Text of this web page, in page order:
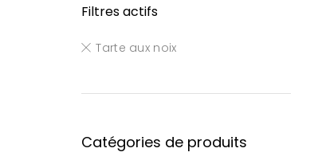
Filtres actifs
Tarte aux noix
Catégories de produits